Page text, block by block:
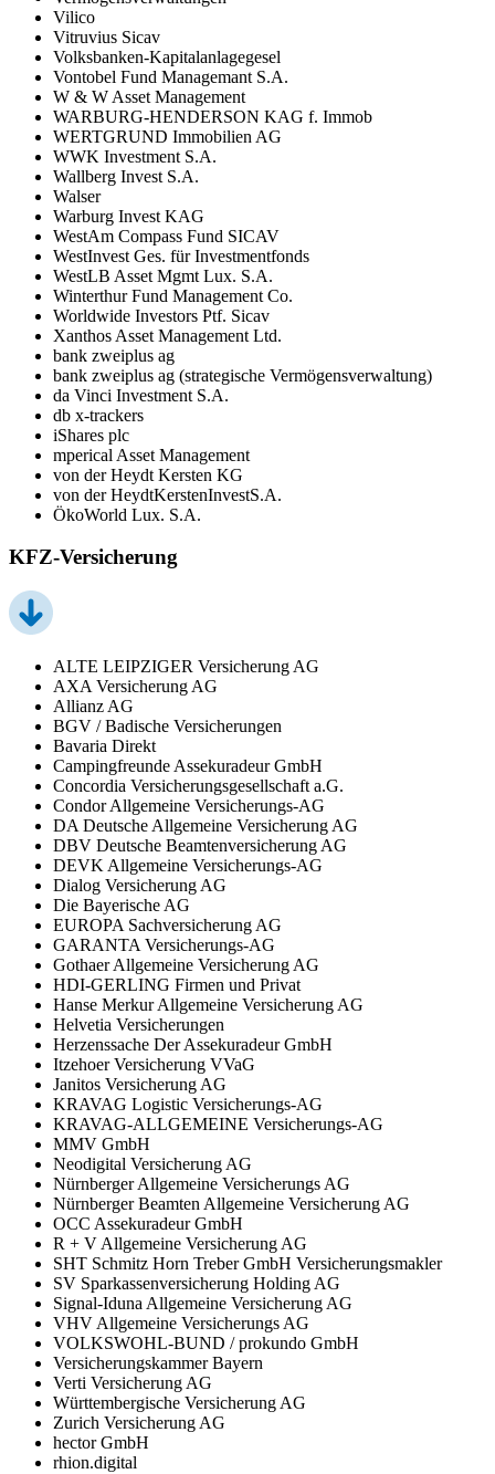
Vilico
Vitruvius Sicav
Volksbanken-Kapitalanlagegesel
Vontobel Fund Managemant S.A.
W & W Asset Management
WARBURG-HENDERSON KAG f. Immob
WERTGRUND Immobilien AG
WWK Investment S.A.
Wallberg Invest S.A.
Walser
Warburg Invest KAG
WestAm Compass Fund SICAV
WestInvest Ges. für Investmentfonds
WestLB Asset Mgmt Lux. S.A.
Winterthur Fund Management Co.
Worldwide Investors Ptf. Sicav
Xanthos Asset Management Ltd.
bank zweiplus ag
bank zweiplus ag (strategische Vermögensverwaltung)
da Vinci Investment S.A.
db x-trackers
iShares plc
mperical Asset Management
von der Heydt Kersten KG
von der HeydtKerstenInvestS.A.
ÖkoWorld Lux. S.A.
KFZ-Versicherung
ALTE LEIPZIGER Versicherung AG
AXA Versicherung AG
Allianz AG
BGV / Badische Versicherungen
Bavaria Direkt
Campingfreunde Assekuradeur GmbH
Concordia Versicherungsgesellschaft a.G.
Condor Allgemeine Versicherungs-AG
DA Deutsche Allgemeine Versicherung AG
DBV Deutsche Beamtenversicherung AG
DEVK Allgemeine Versicherungs-AG
Dialog Versicherung AG
Die Bayerische AG
EUROPA Sachversicherung AG
GARANTA Versicherungs-AG
Gothaer Allgemeine Versicherung AG
HDI-GERLING Firmen und Privat
Hanse Merkur Allgemeine Versicherung AG
Helvetia Versicherungen
Herzenssache Der Assekuradeur GmbH
Itzehoer Versicherung VVaG
Janitos Versicherung AG
KRAVAG Logistic Versicherungs-AG
KRAVAG-ALLGEMEINE Versicherungs-AG
MMV GmbH
Neodigital Versicherung AG
Nürnberger Allgemeine Versicherungs AG
Nürnberger Beamten Allgemeine Versicherung AG
OCC Assekuradeur GmbH
R + V Allgemeine Versicherung AG
SHT Schmitz Horn Treber GmbH Versicherungsmakler
SV Sparkassenversicherung Holding AG
Signal-Iduna Allgemeine Versicherung AG
VHV Allgemeine Versicherungs AG
VOLKSWOHL-BUND / prokundo GmbH
Versicherungskammer Bayern
Verti Versicherung AG
Württembergische Versicherung AG
Zurich Versicherung AG
hector GmbH
rhion.digital